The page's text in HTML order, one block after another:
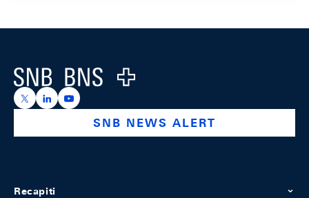
Logo
https://x.com/snb_bns
https://ch.linkedin.com/company/swiss-national-
https://www.youtube.com/@swissnationalbank
SNB NEWS ALERT
Recapiti